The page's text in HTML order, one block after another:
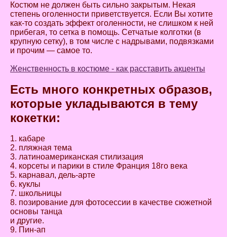
Костюм не должен быть сильно закрытым. Некая
степень оголенности приветствуется. Если Вы хотите
как-то создать эффект оголенности, не слишком к ней
прибегая, то сетка в помощь. Сетчатые колготки (в
крупную сетку), в том числе с надрывами, подвязками
и прочим — самое то.
Женственность в костюме - как расставить акценты
Есть много конкретных образов,
которые укладываются в тему
кокетки:
1. кабаре
2. пляжная тема
3. латиноамериканская стилизация
4. корсеты и парики в стиле Франция 18го века
5. карнавал, дель-арте
6. куклы
7. школьницы
8. позирование для фотосессии в качестве сюжетной
основы танца
и другие.
9. Пин-ап